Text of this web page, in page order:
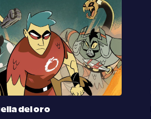
del oro